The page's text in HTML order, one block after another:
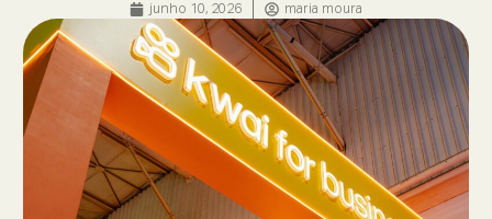
junho 10, 2026 maria moura